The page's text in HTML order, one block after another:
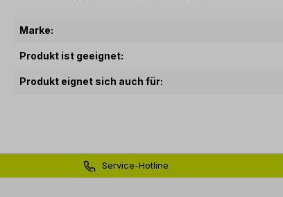
Marke:
Produkt ist geeignet:
Produkt eignet sich auch für:
Service-Hotline